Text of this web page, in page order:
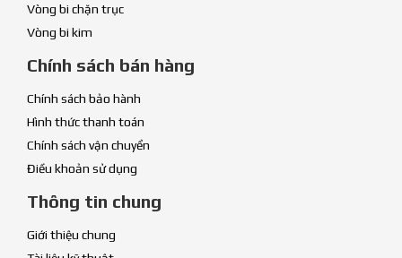
Vòng bi chặn trục
Vòng bi kim
Chính sách bán hàng
Chính sách bảo hành
Hình thức thanh toán
Chính sách vận chuyển
Điều khoản sử dụng
Thông tin chung
Giới thiệu chung